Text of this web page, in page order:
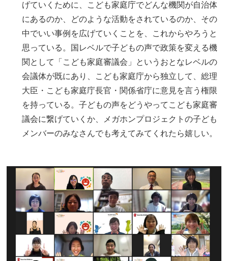
げていくために、こども家庭庁でどんな機関が自治体
にあるのか、どのような活動をされているのか、その
中でいい事例を広げていくことを、これからやろうと
思っている。国レベルで子どもの声で政策を変える機
関として「こども家庭審議会」というおとなレベルの
会議体が既にあり、こども家庭庁から独立して、総理
大臣・こども家庭庁長官・関係省庁に意見を言う権限
を持っている。子どもの声をどうやってこども家庭審
議会に繋げていくか、メガホンプロジェクトの子ども
メンバーのみなさんでも考えてみてくれたら嬉しい。